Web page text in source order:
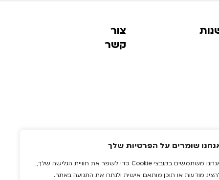
שומרים על הפרטיות שלך
אנחנו משתמשים בקובצי Cookie כדי לשפר את חוויית הגלישה שלך,
מודעות או תוכן מותאם אישית ולנתח את התנועה באתר.
צור
קשר
לקטלוג המוצרים 2025